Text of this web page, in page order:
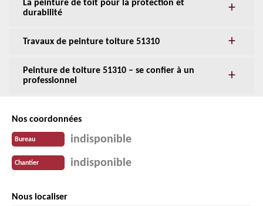
La peinture de toit pour la protection et
durabilité
Travaux de peinture toiture 51310
Peinture de toiture 51310 – se confier à un
professionnel
Nos coordonnées
Bureau indisponible
Chantier indisponible
Nous localiser